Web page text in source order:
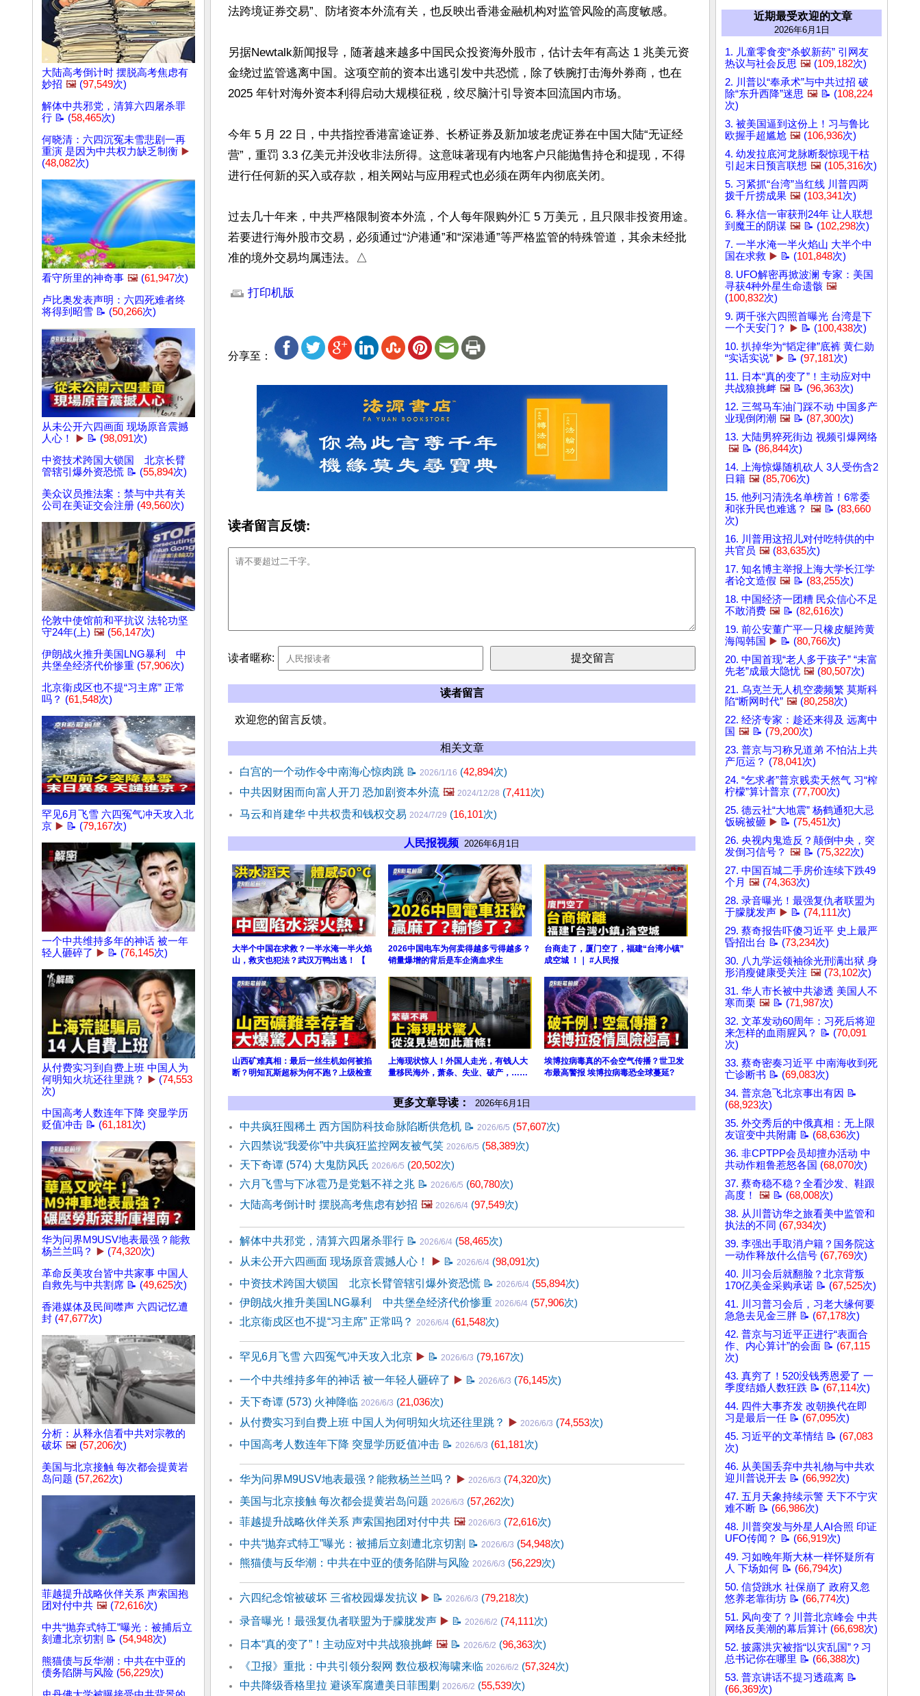
大陆高考倒计时 摆脱高考焦虑有
妙招 🖼️ (97,549次)
解体中共邪党，清算六四屠杀罪
行 📝 (58,465次)
何晓清：六四沉冤未雪悲剧一再
重演 是因为中共权力缺乏制衡 ▶️
(48,082次)
看守所里的神奇事 🖼️ (61,947次)
卢比奥发表声明：六四死难者终
将得到昭雪 📝 (50,266次)
从未公开六四画面 现场原音震撼
人心！
▶️ 📝 (98,091次)
中资技术跨国大锁国 北京长臂
管辖引爆外资恐慌 📝 (55,894次)
美众议员推法案：禁与中共有关
公司在美证交会注册 (49,560次)
伦敦中使馆前和平抗议 法轮功坚
守24年(上) 🖼️ (56,147次)
伊朗战火推升美国LNG暴利 中
共堡垒经济代价惨重 (57,906次)
北京衞戍区也不提“习主席” 正常
吗？ (61,548次)
罕见6月飞雪 六四冤气冲天攻入北
京 ▶️ 📝 (79,167次)
一个中共维持多年的神话 被一年
轻人砸碎了 ▶️ 📝 (76,145次)
从付费实习到自费上班 中国人为
何明知火坑还往里跳？
▶️ (74,553
次)
中国高考人数连年下降 突显学历
贬值冲击 📝 (61,181次)
华为问界M9USV地表最强？能救
杨兰兰吗？
▶️ (74,320次)
革命反美攻台皆中共家事 中国人
自救先与中共割席 📝 (49,625次)
香港媒体及民间噤声 六四记忆遭
封 (47,677次)
分析：从释永信看中共对宗教的
破坏 🖼️ (57,206次)
美国与北京接触 每次都会提黄岩
岛问题 (57,262次)
菲越提升战略伙伴关系 声索国抱
团对付中共 🖼️ (72,616次)
中共“抛弃式特工”曝光：被捕后立
刻遭北京切割 📝 (54,948次)
熊猫债与反华潮：中共在中亚的
债务陷阱与风险 (56,229次)
法跨境证券交易”、防堵资本外流有关，也反映出香港金融机构对监管风险的高度敏感。
另据Newtalk新闻报导，随著越来越多中国民众投资海外股市，估计去年有高达 1 兆美元资
金绕过监管逃离中国。这项空前的资本出逃引发中共恐慌，除了铁腕打击海外券商，也在
2025 年针对海外资本利得启动大规模征税，绞尽脑汁引导资本回流国内市场。
今年 5 月 22 日，中共指控香港富途证券、长桥证券及新加坡老虎证券在中国大陆“无证经
营”，重罚 3.3 亿美元并没收非法所得。这意味著现有内地客户只能抛售持仓和提现，不得
进行任何新的买入或存款，相关网站与应用程式也必须在两年内彻底关闭。
过去几十年来，中共严格限制资本外流，个人每年限购外汇 5 万美元，且只限非投资用途。
若要进行海外股市交易，必须通过“沪港通”和“深港通”等严格监管的特殊管道，其余未经批
准的境外交易均属违法。△
打印机版
分享至：
读者留言反馈:
读者暱称:
读者留言
欢迎您的留言反馈。
相关文章
白宫的一个动作令中南海心惊肉跳 📝 2026/1/16 (42,894次)
中共因财困而向富人开刀 恐加剧资本外流 🖼️ 2024/12/28 (7,411次)
马云和肖建华 中共权贵和钱权交易 2024/7/29 (16,101次)
人民报视频 2026年6月1日
大半个中国在求救？一半水淹一半火焰
山，救灾也犯法？武汉万鸭出逃！ 【
2026中国电车为何卖得越多亏得越多？
销量爆增的背后是车企滴血求生
台商走了，厦门空了，福建“台湾小镇”
成空城 ！｜ #人民报
山西矿难真相：最后一丝生机如何被掐
断？明知瓦斯超标为何不跑？上级检查
上海现状惊人！外国人走光，有钱人大
量移民海外，萧条、失业、破产，……
埃博拉病毒真的不会空气传播？世卫发
布最高警报 埃博拉病毒恐全球蔓延?
更多文章导读： 2026年6月1日
中共疯狂囤稀土 西方国防科技命脉陷断供危机 📝 2026/6/5 (57,607次)
六四禁说“我爱你”中共疯狂监控网友被气笑 2026/6/5 (58,389次)
天下奇谭 (574) 大鬼防风氏 2026/6/5 (20,502次)
六月飞雪与下冰雹乃是党魁不祥之兆 📝 2026/6/5 (60,780次)
大陆高考倒计时 摆脱高考焦虑有妙招 🖼️ 2026/6/4 (97,549次)
解体中共邪党，清算六四屠杀罪行 📝 2026/6/4 (58,465次)
从未公开六四画面 现场原音震撼人心！
▶️ 📝 2026/6/4 (98,091次)
中资技术跨国大锁国 北京长臂管辖引爆外资恐慌 📝 2026/6/4 (55,894次)
伊朗战火推升美国LNG暴利 中共堡垒经济代价惨重 2026/6/4 (57,906次)
北京衞戍区也不提“习主席” 正常吗？ 2026/6/4 (61,548次)
罕见6月飞雪 六四冤气冲天攻入北京 ▶️ 📝 2026/6/3 (79,167次)
一个中共维持多年的神话 被一年轻人砸碎了 ▶️ 📝 2026/6/3 (76,145次)
天下奇谭 (573) 火神降临 2026/6/3 (21,036次)
从付费实习到自费上班 中国人为何明知火坑还往里跳？ ▶️ 2026/6/3 (74,553次)
中国高考人数连年下降 突显学历贬值冲击 📝 2026/6/3 (61,181次)
华为问界M9USV地表最强？能救杨兰兰吗？ ▶️ 2026/6/3 (74,320次)
美国与北京接触 每次都会提黄岩岛问题 2026/6/3 (57,262次)
菲越提升战略伙伴关系 声索国抱团对付中共 🖼️ 2026/6/3 (72,616次)
中共“抛弃式特工”曝光：被捕后立刻遭北京切割 📝 2026/6/3 (54,948次)
熊猫债与反华潮：中共在中亚的债务陷阱与风险 2026/6/3 (56,229次)
六四纪念馆被破坏 三省校园爆发抗议 ▶️ 📝 2026/6/3 (79,218次)
录音曝光！最强复仇者联盟为于朦胧发声 ▶️ 📝 2026/6/2 (74,111次)
日本“真的变了”！主动应对中共战狼挑衅 🖼️ 📝 2026/6/2 (96,363次)
《卫报》重批：中共引领分裂网 数位极权海啸来临 2026/6/2 (57,324次)
中共降级香格里拉 避谈军腐遭美日菲围剿 2026/6/2 (55,539次)
近期最受欢迎的文章
2026年6月1日
1. 儿童零食变“杀蚁新药” 引网友
热议与社会反思 🖼️ (109,182次)
2. 川普以“奉承术”与中共过招 破
除“东升西降”迷思 🖼️ 📝 (108,224
次)
3. 被美国逼到这份上！习与鲁比
欧握手超尴尬 🖼️ (106,936次)
4. 幼发拉底河龙脉断裂惊现干枯
引起末日预言联想 🖼️ (105,316次)
5. 习紧抓“台湾”当红线 川普四两
拨千斤捞成果 🖼️ (103,341次)
6. 释永信一审获刑24年 让人联想
到魔王的阴谋 🖼️ 📝 (102,298次)
7. 一半水淹一半火焰山 大半个中
国在求救 ▶️ 📝 (101,848次)
8. UFO解密再掀波澜 专家：美国
寻获4种外星生命遗骸 🖼️
(100,832次)
9. 两千张六四照首曝光 台湾是下
一个天安门？
▶️ 📝 (100,438次)
10. 扒掉华为“韬定律”底裤 黄仁勋
“实话实说” ▶️ 📝 (97,181次)
11. 日本“真的变了”！主动应对中
共战狼挑衅 🖼️ 📝 (96,363次)
12. 三驾马车油门踩不动 中国多产
业现倒闭潮 🖼️ 📝 (87,300次)
13. 大陆男猝死街边 视频引爆网络
🖼️ 📝 (86,844次)
14. 上海惊爆随机砍人 3人受伤含2
日籍 🖼️ (85,706次)
15. 他列习清洗名单榜首！6常委
和张升民也难逃？ 🖼️ 📝 (83,660
次)
16. 川普用这招儿对付吃特供的中
共官员 🖼️ (83,635次)
17. 知名博主举报上海大学长江学
者论文造假 🖼️ 📝 (83,255次)
18. 中国经济一团糟 民众信心不足
不敢消费 🖼️ 📝 (82,616次)
19. 前公安董广平一只橡皮艇跨黄
海闯韩国 ▶️ 📝 (80,766次)
20. 中国首现“老人多于孩子” “未富
先老”成最大隐忧 🖼️ (80,507次)
21. 乌克兰无人机空袭频繁 莫斯科
陷“断网时代” 🖼️ (80,258次)
22. 经济专家：趁还来得及 远离中
国 🖼️ 📝 (79,200次)
23. 普京与习称兄道弟 不怕沾上共
产厄运？ (78,041次)
24. “乞求者”普京贱卖天然气 习“榨
柠檬”算计普京 (77,700次)
25. 德云社“大地震” 杨鹤通犯大忌
饭碗被砸 ▶️ 📝 (75,451次)
26. 央视内鬼造反？颠倒中央，突
发倒习信号？ 🖼️ 📝 (75,322次)
27. 中国百城二手房价连续下跌49
个月 🖼️ (74,363次)
28. 录音曝光！最强复仇者联盟为
于朦胧发声 ▶️ 📝 (74,111次)
29. 蔡奇报告吓傻习近平 史上最严
昏招出台 📝 (73,234次)
30. 八九学运领袖徐光刑满出狱 身
形消瘦健康受关注 🖼️ (73,102次)
31. 华人市长被中共渗透 美国人不
寒而栗 🖼️ 📝 (71,987次)
32. 文革发动60周年：习死后将迎
来怎样的血雨腥风？ 📝 (70,091
次)
33. 蔡奇密奏习近平 中南海收到死
亡诊断书 📝 (69,083次)
34. 普京急飞北京事出有因 📝
(68,923次)
35. 外交秀后的中俄真相：无上限
友谊变中共附庸 📝 (68,636次)
36. 非CPTPP会员却擅办活动 中
共动作粗鲁惹怒各国 (68,070次)
37. 蔡奇稳不稳？全看沙发、鞋跟
高度！
🖼️ 📝 (68,008次)
38. 从川普访华之旅看美中监管和
执法的不同 (67,934次)
39. 李强出手取消户籍？国务院这
一动作释放什么信号 (67,769次)
40. 川习会后就翻脸？北京背叛
170亿美金采购承诺 📝 (67,525次)
41. 川习普习会后，习老大缘何要
急急去见金三胖 📝 (67,178次)
42. 普京与习近平正进行“表面合
作、内心算计”的会面 📝 (67,115
次)
43. 真穷了！520没钱秀恩爱了 一
季度结婚人数狂跌 📝 (67,114次)
44. 四件大事齐发 改朝换代在即
习是最后一任 📝 (67,095次)
45. 习近平的文革情结 📝 (67,083
次)
46. 从美国丢弃中共礼物与中共欢
迎川普说开去 📝 (66,992次)
47. 五月天象持续示警 天下不宁灾
难不断 📝 (66,986次)
48. 川普突发与外星人AI合照 印证
UFO传闻？ 📝 (66,919次)
49. 习如晚年斯大林一样怀疑所有
人 下场如何 📝 (66,794次)
50. 信贷跳水 社保崩了 政府又忽
悠养老靠街坊 📝 (66,774次)
51. 风向变了？川普北京峰会 中共
网络反美潮的幕后算计 (66,698次)
52. 披露洪灾被指“以灾乱国”？习
总书记你在哪里 📝 (66,388次)
53. 普京讲话不提习透疏离 📝
(66,369次)